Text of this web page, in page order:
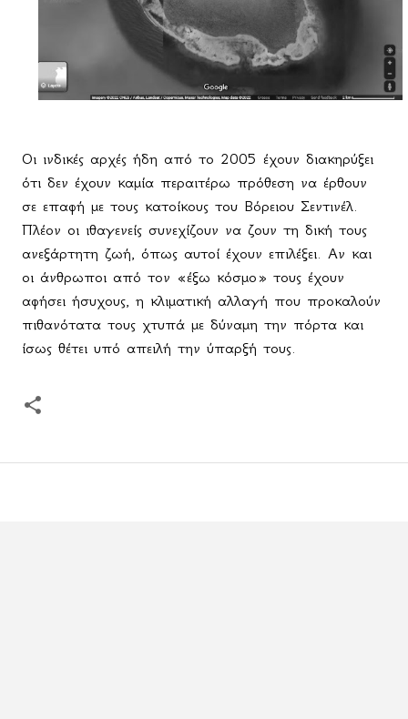
Οι ινδικές αρχές ήδη από το 2005 έχουν διακηρύξει
ότι δεν έχουν καμία περαιτέρω πρόθεση να έρθουν
σε επαφή με τους κατοίκους του Βόρειου Σεντινέλ.
Πλέον οι ιθαγενείς συνεχίζουν να ζουν τη δική τους
ανεξάρτητη ζωή, όπως αυτοί έχουν επιλέξει. Αν και
οι άνθρωποι από τον «έξω κόσμο» τους έχουν
αφήσει ήσυχους, η κλιματική αλλαγή που προκαλούν
πιθανότατα τους χτυπά με δύναμη την πόρτα και
ίσως θέτει υπό απειλή την ύπαρξή τους.